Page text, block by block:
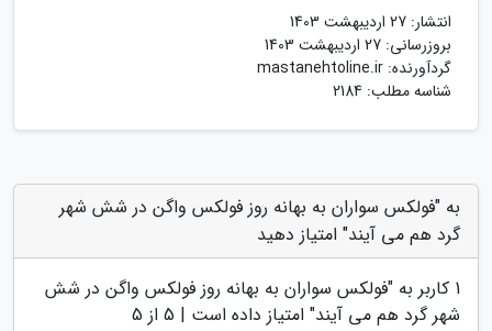
انتشار: 27 اردیبهشت 1403
بروزرسانی: 27 اردیبهشت 1403
گردآورنده: mastanehtoline.ir
شناسه مطلب: 2184
به "فولکس سواران به بهانه روز فولکس واگن در شش شهر
گرد هم می آیند" امتیاز دهید
1 کاربر به "فولکس سواران به بهانه روز فولکس واگن در شش
شهر گرد هم می آیند" امتیاز داده است | 5 از 5